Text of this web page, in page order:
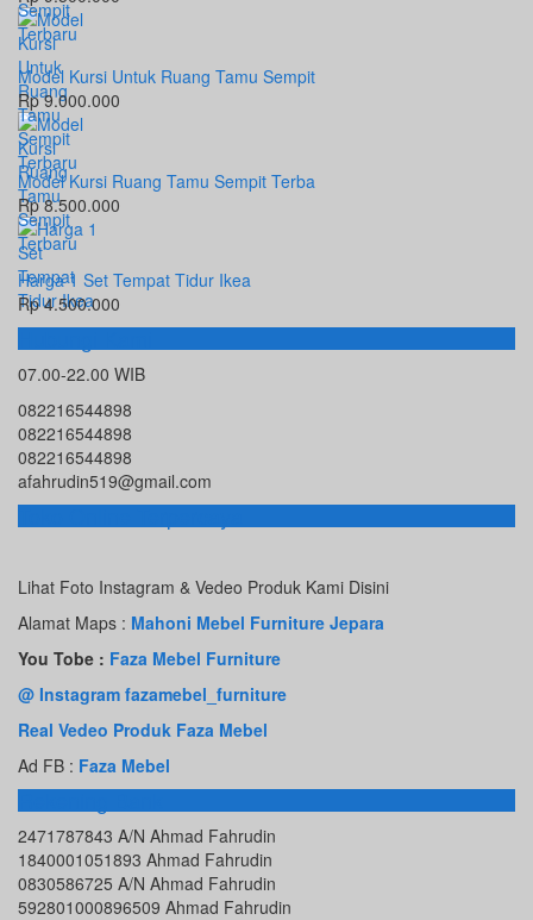
Model Kursi Untuk Ruang Tamu Sempit
Rp 9.000.000
Model Kursi Ruang Tamu Sempit Terba
Rp 8.500.000
Harga 1 Set Tempat Tidur Ikea
Rp 4.500.000
Hubungi Kami
07.00-22.00 WIB
082216544898
082216544898
082216544898
afahrudin519@gmail.com
Toko Online Terpercaya
Lihat Foto Instagram & Vedeo Produk Kami Disini
Alamat Maps : Mahoni Mebel Furniture Jepara
You Tobe : Faza Mebel Furniture
@ Instagram fazamebel_furniture
Real Vedeo Produk Faza Mebel
Ad FB : Faza Mebel
Rekening Bank
2471787843 A/N Ahmad Fahrudin
1840001051893 Ahmad Fahrudin
0830586725 A/N Ahmad Fahrudin
592801000896509 Ahmad Fahrudin